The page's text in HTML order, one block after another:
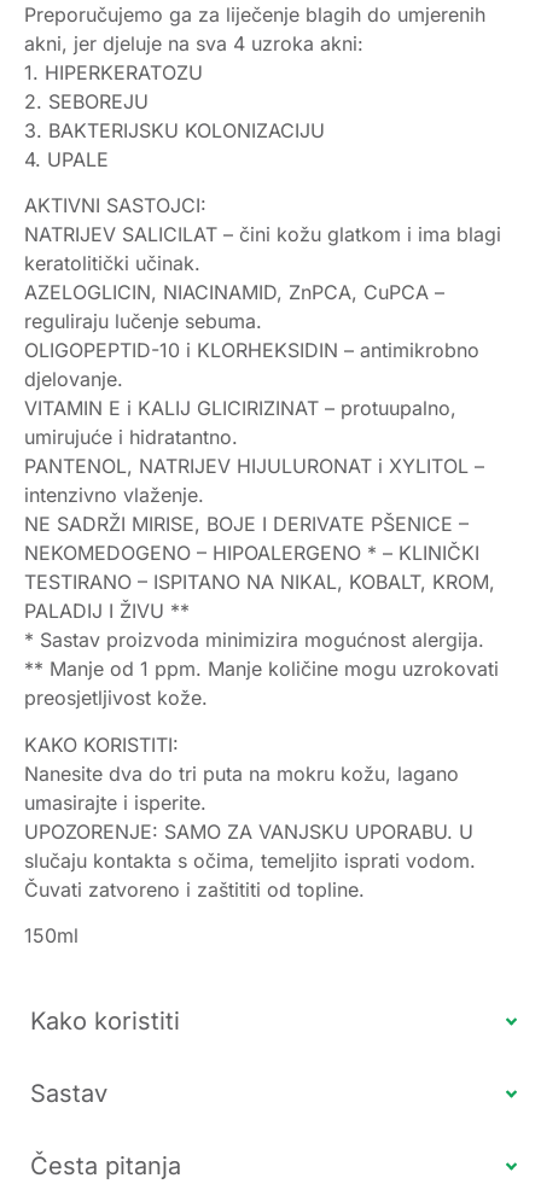
Preporučujemo ga za liječenje blagih do umjerenih
akni, jer djeluje na sva 4 uzroka akni:
1. HIPERKERATOZU
2. SEBOREJU
3. BAKTERIJSKU KOLONIZACIJU
4. UPALE
AKTIVNI SASTOJCI:
NATRIJEV SALICILAT – čini kožu glatkom i ima blagi
keratolitički učinak.
AZELOGLICIN, NIACINAMID, ZnPCA, CuPCA –
reguliraju lučenje sebuma.
OLIGOPEPTID-10 i KLORHEKSIDIN – antimikrobno
djelovanje.
VITAMIN E i KALIJ GLICIRIZINAT – protuupalno,
umirujuće i hidratantno.
PANTENOL, NATRIJEV HIJULURONAT i XYLITOL –
intenzivno vlaženje.
NE SADRŽI MIRISE, BOJE I DERIVATE PŠENICE –
NEKOMEDOGENO – HIPOALERGENO * – KLINIČKI
TESTIRANO – ISPITANO NA NIKAL, KOBALT, KROM,
PALADIJ I ŽIVU **
* Sastav proizvoda minimizira mogućnost alergija.
** Manje od 1 ppm. Manje količine mogu uzrokovati
preosjetljivost kože.
KAKO KORISTITI:
Nanesite dva do tri puta na mokru kožu, lagano
umasirajte i isperite.
UPOZORENJE: SAMO ZA VANJSKU UPORABU. U
slučaju kontakta s očima, temeljito isprati vodom.
Čuvati zatvoreno i zaštititi od topline.
150ml
Kako koristiti
Sastav
Česta pitanja